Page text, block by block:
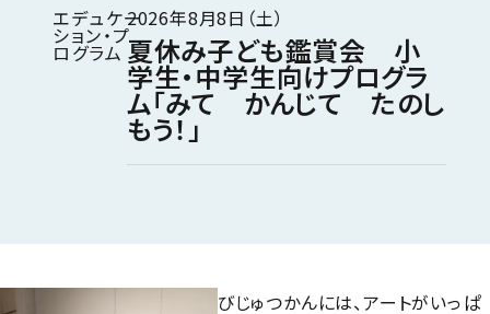
エデュケー
ション・プ
ログラム
2026年8月8日（土）
夏休み子ども鑑賞会 小
学生・中学生向けプログラ
ム「みて かんじて たのし
もう！」
びじゅつかんには、アートがいっぱ